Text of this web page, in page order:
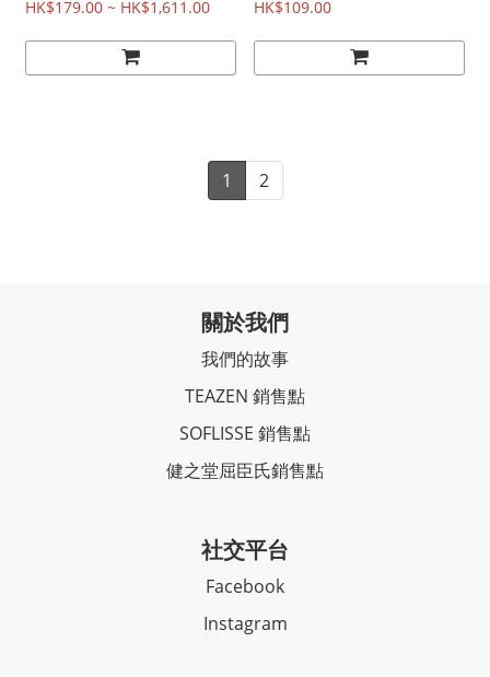
星 促進代謝無負擔
HK$179.00 ~ HK$1,611.00
HK$109.00
1 2
關於我們
我們的故事
TEAZEN 銷售點
SOFLISSE 銷售點
健之堂屈臣氏銷售點
社交平台
Facebook
Instagram